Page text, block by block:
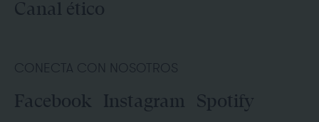
Canal ético
CONECTA CON NOSOTROS
Facebook Instagram Spotify